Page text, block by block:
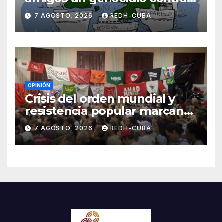
Cuba? Por Hedelberto López
Blanch
7 AGOSTO, 2026 REDH-CUBA
OPINIÓN
Crisis del orden mundial y
resistencia popular marcan
el inicio de la IV Asamblea
Continental de ALBA
Movimientos en Cuba
7 AGOSTO, 2026 REDH-CUBA